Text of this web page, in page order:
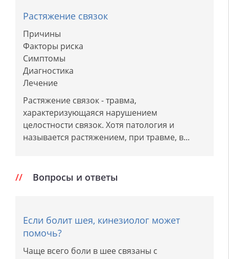
Растяжение связок
Причины
Факторы риска
Симптомы
Диагностика
Лечение
Растяжение связок - травма,
характеризующаяся нарушением
целостности связок. Хотя патология и
называется растяжением, при травме, в...
Вопросы и ответы
Если болит шея, кинезиолог может
помочь?
Чаще всего боли в шее связаны с